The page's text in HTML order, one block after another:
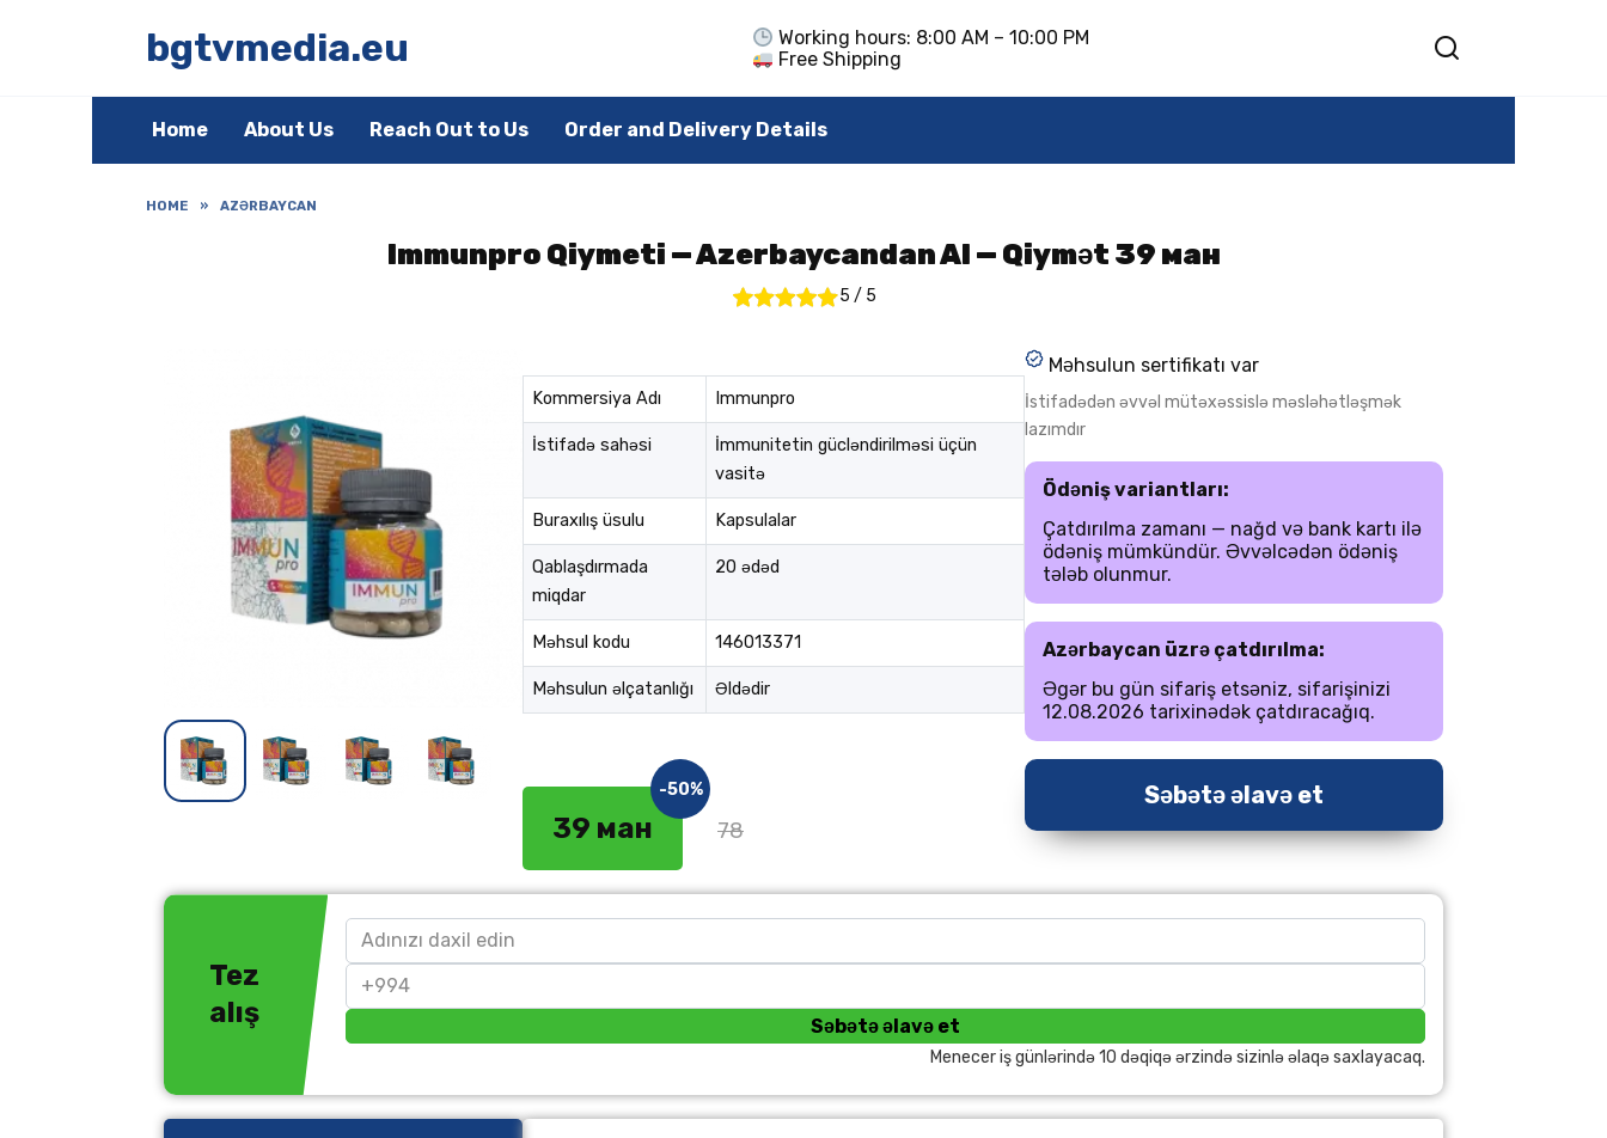
bgtvmedia.eu
Working hours: 8:00 AM – 10:00 PM
Free Shipping
Home About Us Reach Out to Us Order and Delivery Details
HOME » AZƏRBAYCAN
Immunpro Qiymeti — Azerbaycandan Al — Qiymət 39 ман
5 / 5
Kommersiya Adı Immunpro
İstifadə sahəsi
İmmunitetin gücləndirilməsi üçün
vasitə
Buraxılış üsulu Kapsulalar
Qablaşdırmada
miqdar
20 ədəd
Məhsul kodu 146013371
Məhsulun əlçatanlığı Əldədir
39 ман
-50%
78
Məhsulun sertifikatı var
İstifadədən əvvəl mütəxəssislə məsləhətləşmək
lazımdır
Ödəniş variantları:
Çatdırılma zamanı — nağd və bank kartı ilə
ödəniş mümkündür. Əvvəlcədən ödəniş
tələb olunmur.
Azərbaycan üzrə çatdırılma:
Əgər bu gün sifariş etsəniz, sifarişinizi
12.08.2026 tarixinədək çatdıracağıq.
Səbətə əlavə et
Tez
alış
Səbətə əlavə et
Menecer iş günlərində 10 dəqiqə ərzində sizinlə əlaqə saxlayacaq.